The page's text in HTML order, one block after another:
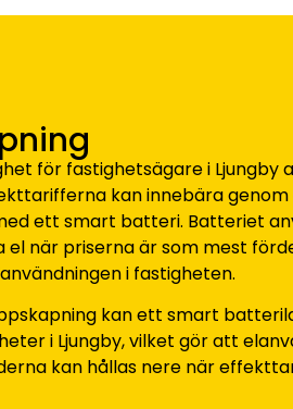
för fastighetsägare i Ljungby
kan innebära
ett smart batteri. Batteriet
när priserna är som mest
i fastigheten.
kan ett smart
i Ljungby, vilket gör att
kan hållas nere när